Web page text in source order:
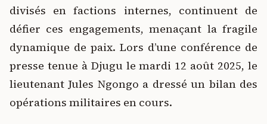
divisés en factions internes, continuent de
défier ces engagements, menaçant la fragile
dynamique de paix. Lors d’une conférence de
presse tenue à Djugu le mardi 12 août 2025, le
lieutenant Jules Ngongo a dressé un bilan des
opérations militaires en cours.